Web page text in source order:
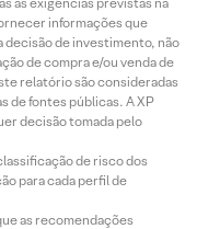
informações que
decisão de investimento, não
de compra e/ou venda de
relatório são consideradas
de fontes públicas. A XP
decisão tomada pelo
de risco dos
para cada perfil de
as recomendações